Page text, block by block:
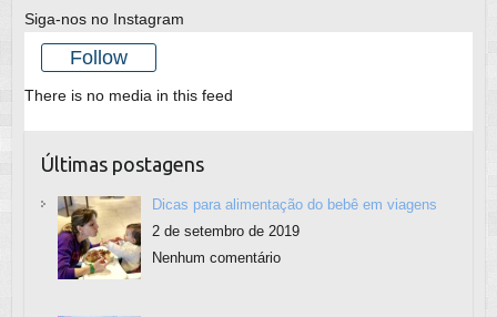
Siga-nos no Instagram
Follow
There is no media in this feed
Últimas postagens
Dicas para alimentação do bebê em viagens
2 de setembro de 2019
Nenhum comentário